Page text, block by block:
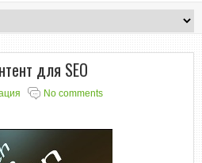
для SEO
No comments